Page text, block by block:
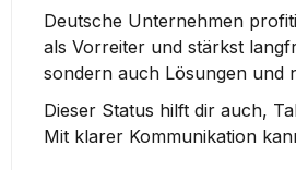
Deutsche Unternehmen
als Vorreiter und stärkst
sondern auch Lösungen und
Dieser Status hilft dir auch,
Mit klarer Kommunikation